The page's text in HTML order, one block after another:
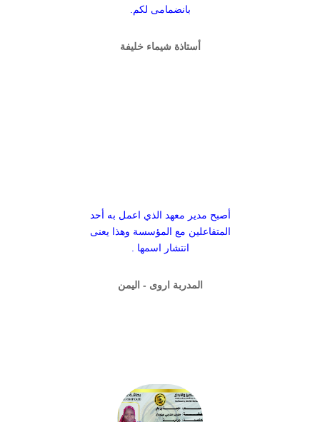
بانضمامى لكم.
أستاذة شيماء خليفة
أصبح مدير معهد الذي اعمل به أحد
المتفاعلين مع المؤسسة وهذا يعنى
انتشار اسمها .
المدربة اروى - اليمن